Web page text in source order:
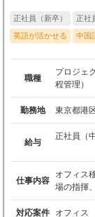
正社員（新卒） 正社
英語が活かせる 中国
職種
プロジェ
程管理）
勤務地 東京都港
給与
正社員（
仕事内容
オフィス
場の指揮、
「現場監
を組み、
対応案件 オフィス